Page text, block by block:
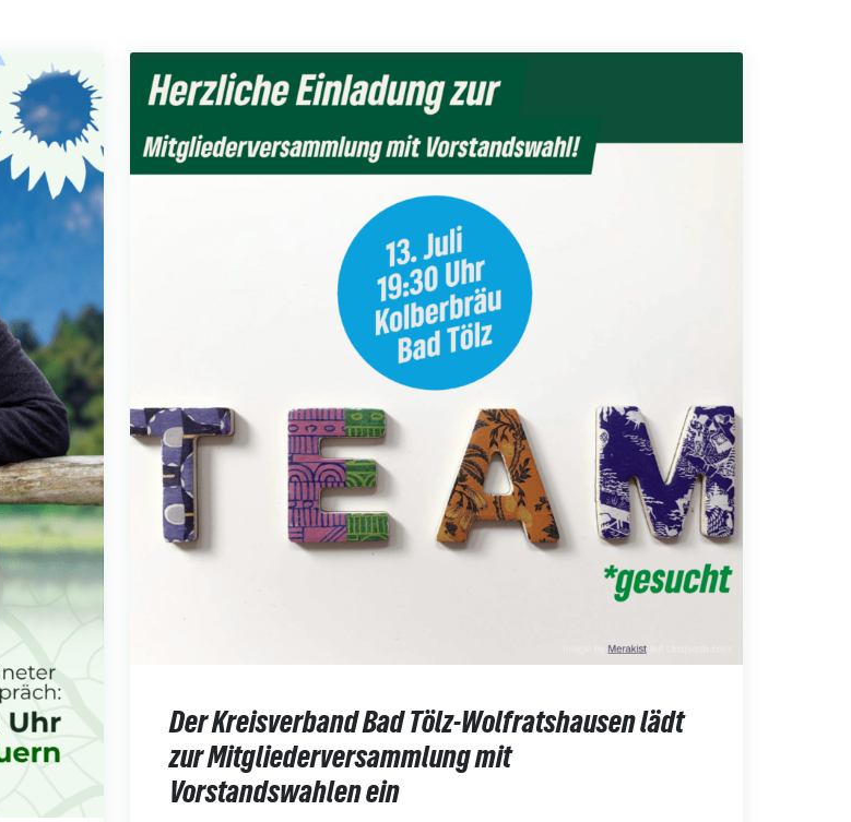
Der Kreisverband Bad Tölz-Wolfratshausen lädt
zur Mitgliederversammlung mit
Vorstandswahlen ein